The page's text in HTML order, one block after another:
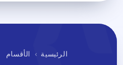
الرئيسية الأقسام